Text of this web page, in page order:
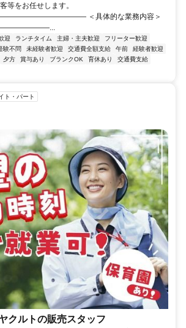
等をお任せします。
＜具体的な業務内容＞
迎 ランチタイム 主婦・主夫歓迎
フリーター歓迎
験不問 未経験者歓迎 交通費全額支給 午前
経験者歓迎
夕方 賞与あり ブランクOK 育休あり
交通費支給
ト・パート
クルトの販売スタッフ